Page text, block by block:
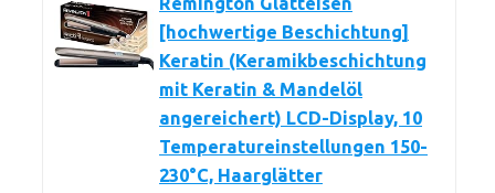
[hochwertige Beschichtung]
Keratin (Keramikbeschichtung
mit Keratin & Mandelöl
angereichert) LCD-Display, 10
Temperatureinstellungen 150-
230°C, Haarglätter